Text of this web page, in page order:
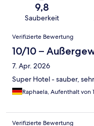
9,8
Sauberkeit
Bewertungen
Verifizierte Bewertung
10/10 –
7. Apr. 2026
Super Hotel - sauber,
Raphaela, Aufenthalt von
Verifizierte Bewertung